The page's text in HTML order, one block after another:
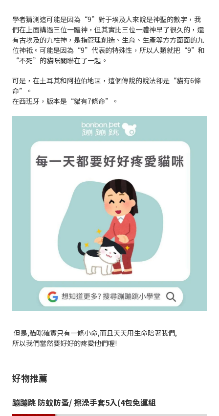
學者猜測這可能是因為“9”對于埃及人來說是神聖的數字，我
們在上面講過三位一體神，但其實比三位一體神早了很久的，還
有古埃及的九柱神，是指管理創造、生育、生產等方方面面的九
位神祗。可能是因為“9”代表的特殊性，所以人類就把“9”和
“不死”的貓咪關聯在了一起。
可是，在土耳其和阿拉伯地區，這個傳說的說法卻是“貓有6條
命”。
在西班牙，版本是“貓有7條命”。
但是,貓咪確實只有一條小命,而且天天用生命陪著我們,
所以我們當然要好好的疼愛他們喔!
好物推薦
蹦蹦跳 防蚊防蚤/ 擦澡手套5入(4包免運組